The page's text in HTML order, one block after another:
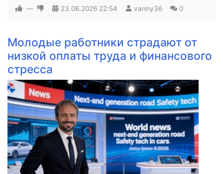
— 23.06.2026 22:54 vanny36 0
Молодые работники страдают от
низкой оплаты труда и финансового
стресса